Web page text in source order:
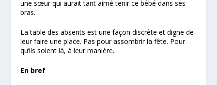
une sœur qui aurait tant aimé tenir ce bébé dans ses
bras.
La table des absents est une façon discrète et digne de
leur faire une place. Pas pour assombrir la fête. Pour
qu’ils soient là, à leur manière.
En bref